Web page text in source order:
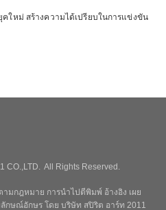
คใหม่ สร้างความได้เปรียบในการแข่งขัน
CO.,LTD. All Rights Reserved.
มกฎหมาย การนำไปตีพิมพ์ อ้างอิง เผย
กษณ์อักษร โดย บริษัท สปิริต อาร์ท 2011